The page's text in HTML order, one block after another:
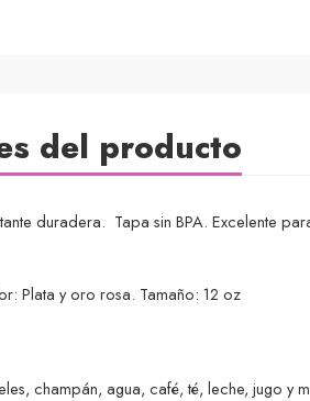
del producto
duradera. Tapa sin BPA. Excelente
Plata y oro rosa. Tamaño: 12 oz
champán, agua, café, té, leche, jugo y